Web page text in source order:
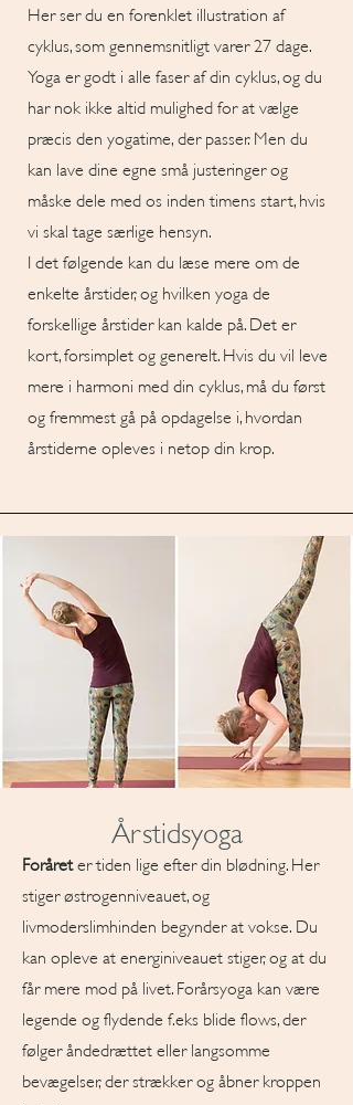
Her ser du en forenklet illustration af
cyklus, som gennemsnitligt varer 27 dage.
Yoga er godt i alle faser af din cyklus, og du
har nok ikke altid mulighed for at vælge
præcis den yogatime, der passer. Men du
kan lave dine egne små justeringer og
måske dele med os inden timens start, hvis
vi skal tage særlige hensyn.
I det følgende kan du læse mere om de
enkelte årstider, og hvilken yoga de
forskellige årstider kan kalde på. Det er
kort, forsimplet og generelt. Hvis du vil leve
mere i harmoni med din cyklus, må du først
og fremmest gå på opdagelse i, hvordan
årstiderne opleves i netop din krop.
Årstidsyoga
Foråret er tiden lige efter din blødning. Her
stiger østrogenniveauet, og
livmoderslimhinden begynder at vokse. Du
kan opleve at energiniveauet stiger, og at du
får mere mod på livet. Forårsyoga kan være
legende og flydende f.eks blide flows, der
følger åndedrættet eller langsomme
bevægelser, der strækker og åbner kroppen